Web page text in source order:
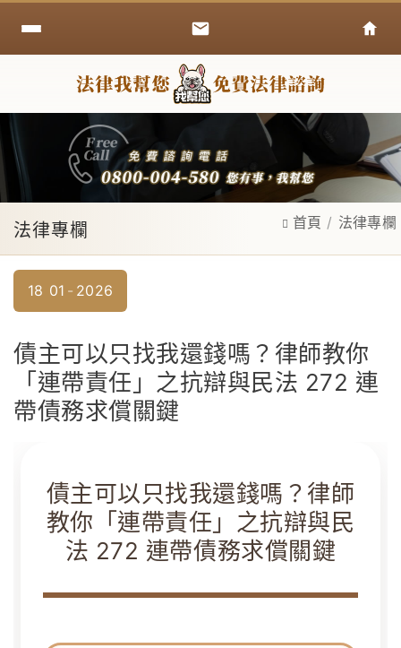
法律專欄 首頁 法律專欄
18 01 2026
債主可以只找我還錢嗎？律師教你
「連帶責任」之抗辯與民法 272 連
帶債務求償關鍵
債主可以只找我還錢嗎？律師
教你「連帶責任」之抗辯與民
法 272 連帶債務求償關鍵